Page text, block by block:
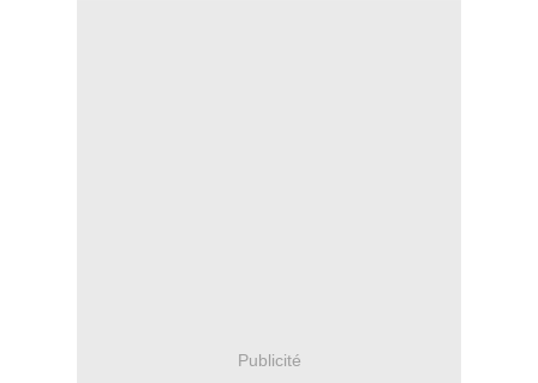
Publicité